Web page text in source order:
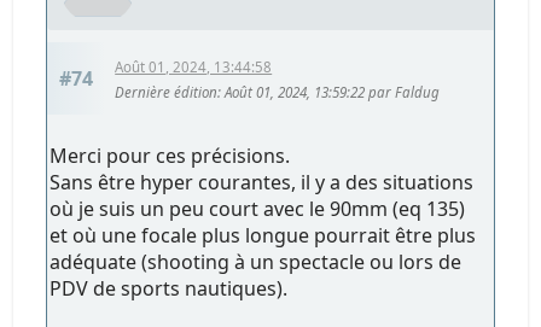
#74
Août 01, 2024, 13:44:58
Dernière édition: Août 01, 2024, 13:59:22 par Faldug
Merci pour ces précisions.
Sans être hyper courantes, il y a des situations
où je suis un peu court avec le 90mm (eq 135)
et où une focale plus longue pourrait être plus
adéquate (shooting à un spectacle ou lors de
PDV de sports nautiques).